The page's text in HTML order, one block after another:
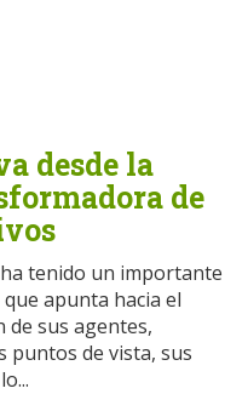
desde la
de
tenido un importante
apunta hacia el
sus agentes,
puntos de vista, sus